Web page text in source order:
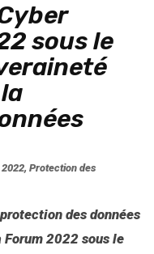
sous le
, Protection des
des données
2022 sous le